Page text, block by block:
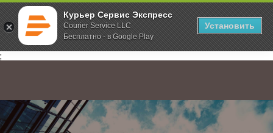
Курьер Сервис Экспресс
Courier Service LLC
Бесплатно - в Google Play
Установить
;
Главная О компании Новости Выходные в Китае, Корее,